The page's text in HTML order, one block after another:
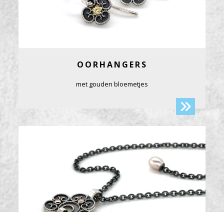
OORHANGERS
met gouden bloemetjes